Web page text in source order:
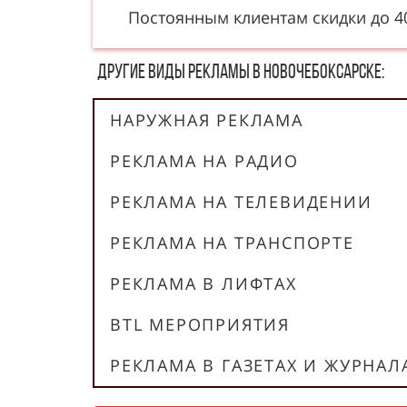
Постоянным клиентам скидки до
Другие в​​​​иды рекламы в Новочебоксарске:
НАРУЖНАЯ РЕКЛАМА
РЕКЛАМА НА РАДИО
РЕКЛАМА НА ТЕЛЕВИДЕНИИ
РЕКЛАМА НА ТРАНСПОРТЕ
РЕКЛАМА В ЛИФТАХ
BTL МЕРОПРИЯТИЯ
РЕКЛАМА В ГАЗЕТАХ И